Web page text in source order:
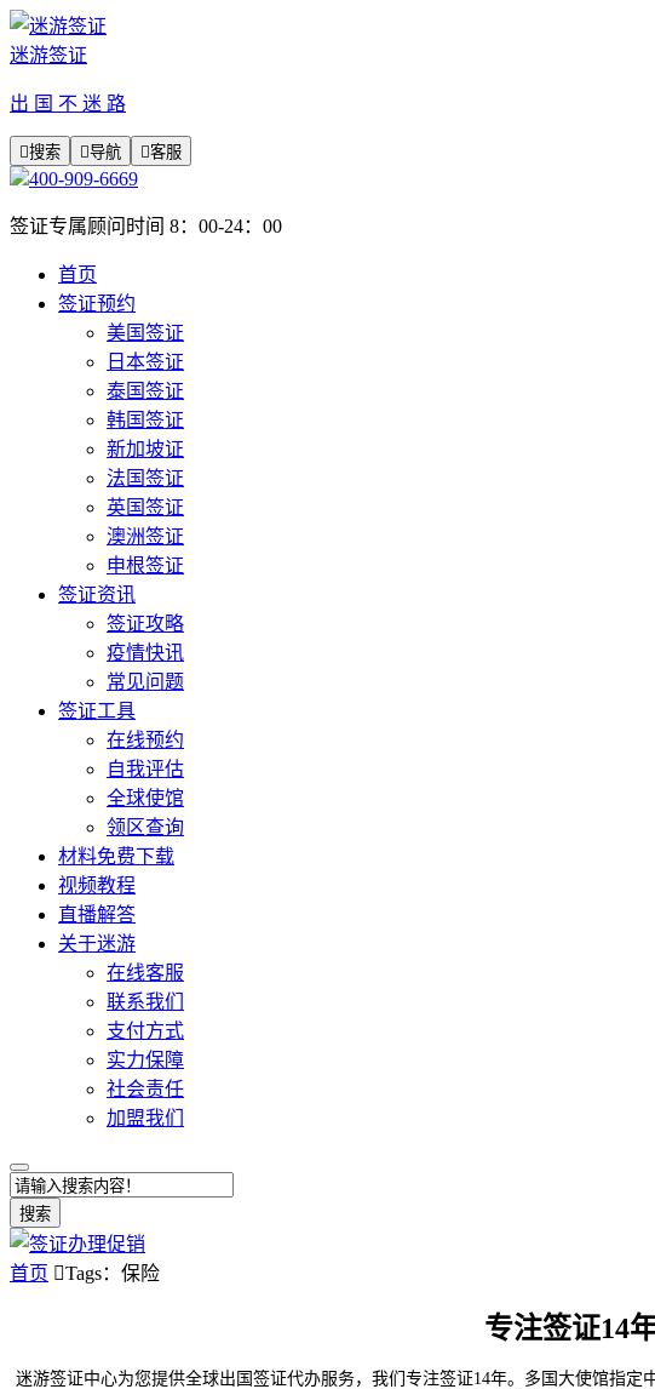
迷游签证
出 国 不 迷 路
搜索 导航 客服
400-909-6669
签证专属顾问时间 8：00-24：00
首页
签证预约
美国签证
日本签证
泰国签证
韩国签证
新加坡证
法国签证
英国签证
澳洲签证
申根签证
签证资讯
签证攻略
疫情快讯
常见问题
签证工具
在线预约
自我评估
全球使馆
领区查询
材料免费下载
视频教程
直播解答
关于迷游
在线客服
联系我们
支付方式
实力保障
社会责任
加盟我们
搜索
首页 Tags：保险
专注签证14
迷游签证中心为您提供全球出国签证代办服务，我们专注签证14年。多国大使馆指